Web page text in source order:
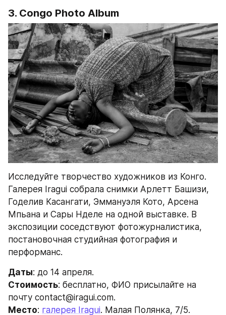
3. Congo Photo Album
Исследуйте творчество художников из Конго.
Галерея Iragui собрала снимки Арлетт Башизи,
Годелив Касангати, Эммануэля Кото, Арсена
Мпьана и Сары Нделе на одной выставке. В
экспозиции соседствуют фотожурналистика,
постановочная студийная фотография и
перформанс.
Даты: до 14 апреля.
Стоимость: бесплатно, ФИО присылайте на
почту contact@iragui.com.
Место: галерея Iragui. Малая Полянка, 7/5.